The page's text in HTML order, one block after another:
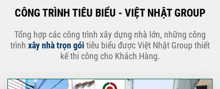
CÔNG TRÌNH TIÊU BIỂU - VIỆT NHẬT GROUP
Tổng hợp các công trình xây dựng nhà lớn, những công
trình xây nhà trọn gói tiêu biểu được Việt Nhật Group thiết
kế thi công cho Khách Hàng.